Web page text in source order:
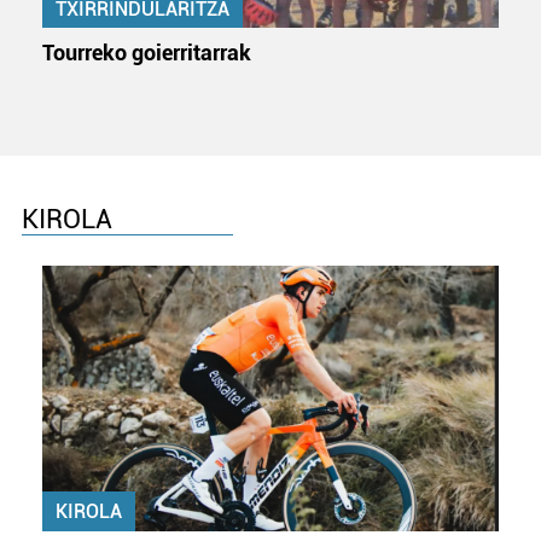
TXIRRINDULARITZA
Tourreko goierritarrak
KIROLA
KIROLA